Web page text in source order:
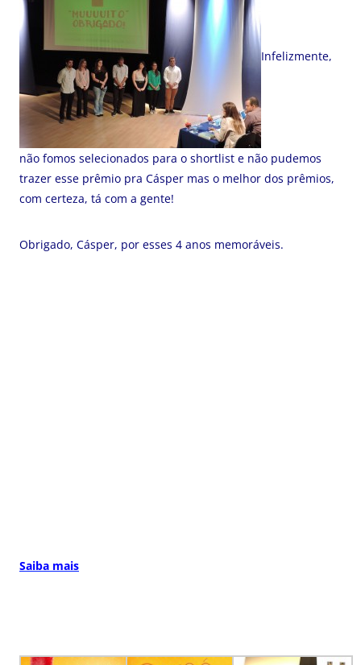
Infelizmente,
não fomos selecionados para o shortlist e não pudemos
trazer esse prêmio pra Cásper mas o melhor dos prêmios,
com certeza, tá com a gente!
Obrigado, Cásper, por esses 4 anos memoráveis.
Saiba mais